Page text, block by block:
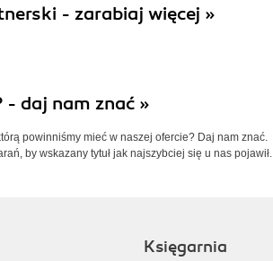
- zarabiaj więcej »
- daj nam znać »
powinniśmy mieć w naszej ofercie? Daj nam znać.
by wskazany tytuł jak najszybciej się u nas pojawił.
Księgarnia